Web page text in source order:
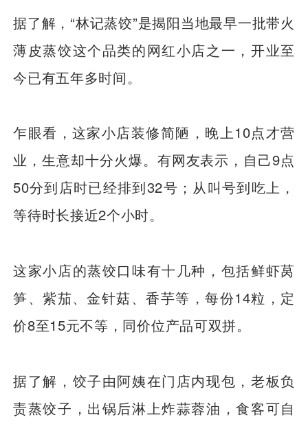
据了解，“林记蒸饺”是揭阳当地最早一批带火
薄皮蒸饺这个品类的网红小店之一，开业至
今已有五年多时间。
乍眼看，这家小店装修简陋，晚上10点才营
业，生意却十分火爆。有网友表示，自己9点
50分到店时已经排到32号；从叫号到吃上，
等待时长接近2个小时。
这家小店的蒸饺口味有十几种，包括鲜虾莴
笋、紫茄、金针菇、香芋等，每份14粒，定
价8至15元不等，同价位产品可双拼。
据了解，饺子由阿姨在门店内现包，老板负
责蒸饺子，出锅后淋上炸蒜蓉油，食客可自